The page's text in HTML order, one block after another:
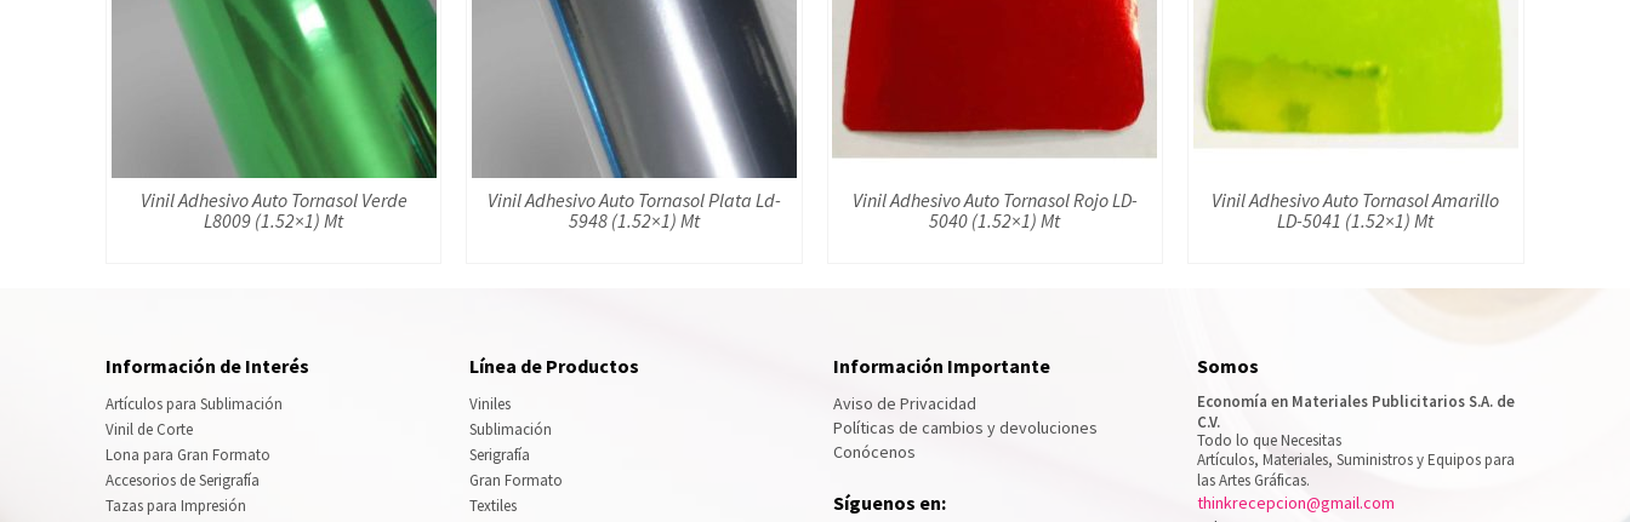
Vinil Adhesivo Auto Tornasol Verde
L8009 (1.52×1) Mt
Vinil Adhesivo Auto Tornasol Plata Ld-
5948 (1.52×1) Mt
Vinil Adhesivo Auto Tornasol Rojo LD-
5040 (1.52×1) Mt
Vinil Adhesivo Auto Tornasol Amarillo
LD-5041 (1.52×1) Mt
Información de Interés
Artículos para Sublimación
Vinil de Corte
Lona para Gran Formato
Accesorios de Serigrafía
Tazas para Impresión
Línea de Productos
Viniles
Sublimación
Serigrafía
Gran Formato
Textiles
Información Importante
Aviso de Privacidad
Políticas de cambios y devoluciones
Conócenos
Síguenos en:
Somos
Economía en Materiales Publicitarios S.A. de
C.V.
Todo lo que Necesitas
Artículos, Materiales, Suministros y Equipos para
las Artes Gráficas.
thinkrecepcion@gmail.com